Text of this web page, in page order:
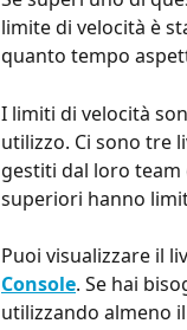
limite di velocità è
quanto tempo
I limiti di velocità
utilizzo. Ci sono tre
gestiti dal loro team
superiori hanno
Puoi visualizzare il
Console. Se hai
utilizzando almeno